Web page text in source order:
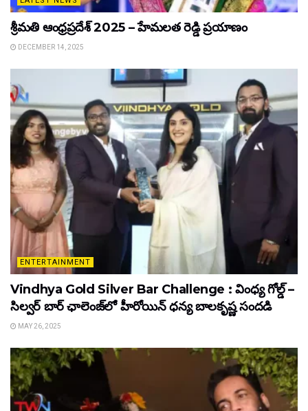
శ్రీమతి ఆంధ్రప్రదేశ్ 2025 – హేమలత రెడ్డి ప్రయాణం
DECEMBER 14, 2025
ENTERTAINMENT
Vindhya Gold Silver Bar Challenge : వింధ్య గోల్డ్ –
సిల్వర్ బార్ ఛాలెంజ్‌లో హీరోయిన్ ధ‌న్య బాల‌కృష్ణ‌ సందడి
MAY 26, 2025